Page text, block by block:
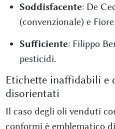
Soddisfacente: De
(convenzionale) e
Sufficiente: Filippo
pesticidi.
Etichette inaffidabili e
disorientati
Il caso degli oli venduti
conformi è emblematico